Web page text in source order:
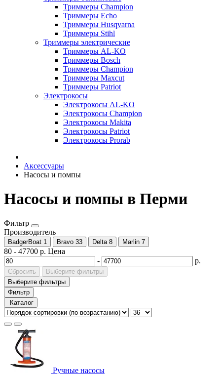
Триммеры Champion
Триммеры Echo
Триммеры Husqvarna
Триммеры Stihl
Триммеры электрические
Триммеры AL-KO
Триммеры Bosch
Триммеры Champion
Триммеры Maxcut
Триммеры Patriot
Электрокосы
Электрокосы AL-KO
Электрокосы Champion
Электрокосы Makita
Электрокосы Patriot
Электрокосы Prorab
Аксессуары
Насосы и помпы
Насосы и помпы в Перми
Фильтр
Производитель
BadgerBoat 1 Bravo 33 Delta 8 Marlin 7
80 - 47700 р. Цена
-
р.
Сбросить
Выберите фильтры
Выберите фильтры
Фильтр
Каталог
Ручные насосы